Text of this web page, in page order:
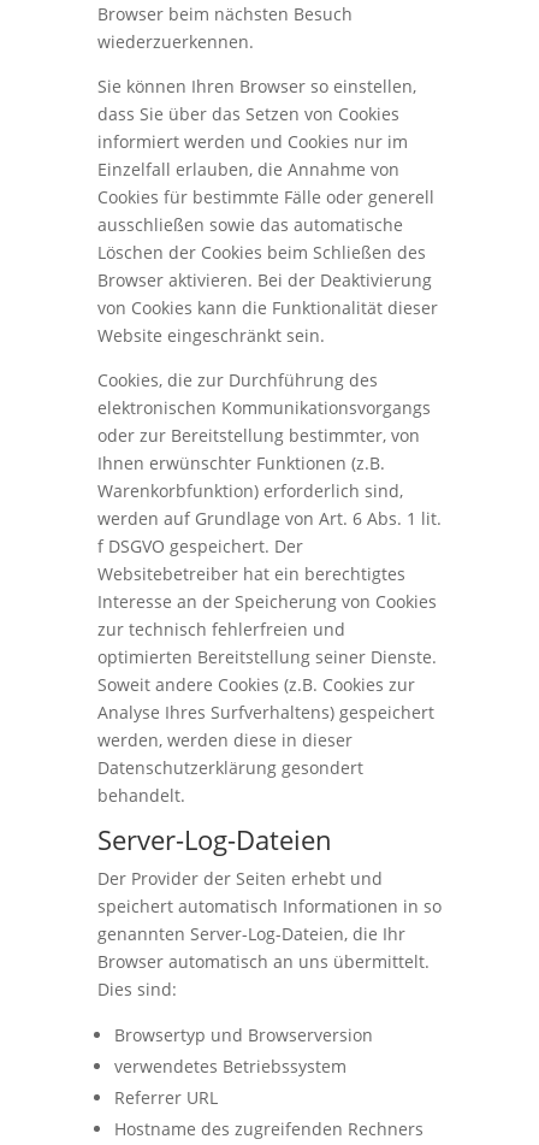
Browser beim nächsten Besuch
wiederzuerkennen.
Sie können Ihren Browser so einstellen,
dass Sie über das Setzen von Cookies
informiert werden und Cookies nur im
Einzelfall erlauben, die Annahme von
Cookies für bestimmte Fälle oder generell
ausschließen sowie das automatische
Löschen der Cookies beim Schließen des
Browser aktivieren. Bei der Deaktivierung
von Cookies kann die Funktionalität dieser
Website eingeschränkt sein.
Cookies, die zur Durchführung des
elektronischen Kommunikationsvorgangs
oder zur Bereitstellung bestimmter, von
Ihnen erwünschter Funktionen (z.B.
Warenkorbfunktion) erforderlich sind,
werden auf Grundlage von Art. 6 Abs. 1 lit.
f DSGVO gespeichert. Der
Websitebetreiber hat ein berechtigtes
Interesse an der Speicherung von Cookies
zur technisch fehlerfreien und
optimierten Bereitstellung seiner Dienste.
Soweit andere Cookies (z.B. Cookies zur
Analyse Ihres Surfverhaltens) gespeichert
werden, werden diese in dieser
Datenschutzerklärung gesondert
behandelt.
Server-Log-Dateien
Der Provider der Seiten erhebt und
speichert automatisch Informationen in so
genannten Server-Log-Dateien, die Ihr
Browser automatisch an uns übermittelt.
Dies sind:
Browsertyp und Browserversion
verwendetes Betriebssystem
Referrer URL
Hostname des zugreifenden Rechners